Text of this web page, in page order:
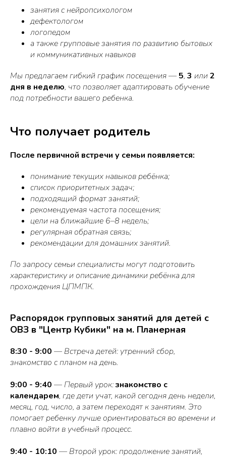
занятия с нейропсихологом
дефектологом
логопедом
а также групповые занятия по развитию бытовых
и коммуникативных навыков
Мы предлагаем гибкий график посещения — 5, 3 или2
дня в неделю, что позволяет адаптировать обучение
под потребности вашего ребенка.
Что получает родитель
После первичной встречи у семьи появляется:
понимание текущих навыков ребёнка;
список приоритетных задач;
подходящий формат занятий;
рекомендуемая частота посещения;
цели на ближайшие 6–8 недель;
регулярная обратная связь;
рекомендации для домашних занятий.
По запросу семьи специалисты могут подготовить
характеристику и описание динамики ребёнка для
прохождения ЦПМПК.
Распорядок групповых занятий для детей с
ОВЗ в "Центр Кубики" на м. Планерная
8:30 - 9:00 — Встреча детей: утренний сбор,
знакомство с планом на день.
9:00 - 9:40 — Первый урок:знакомство с
календарем, где дети учат, какой сегодня день недели,
месяц, год, число, а затем переходят к занятиям. Это
помогает ребенку лучше ориентироваться во времени и
плавно войти в учебный процесс.
9:40 - 10:10 — Второй урок: продолжение занятий,